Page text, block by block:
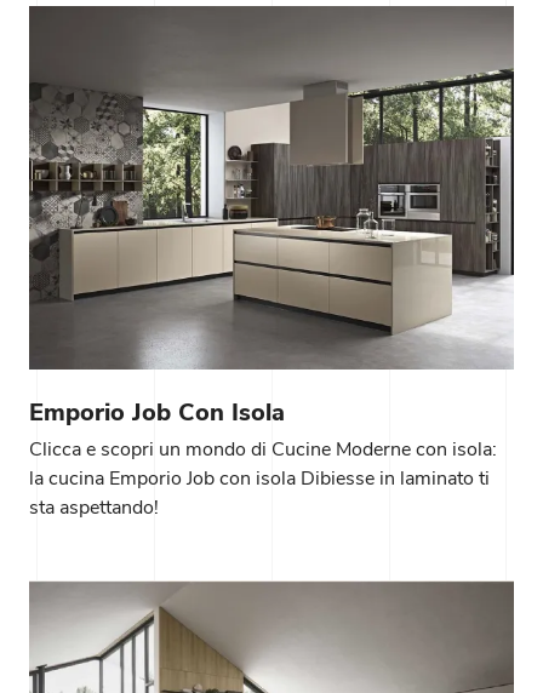
Emporio Job Con Isola
Clicca e scopri un mondo di Cucine Moderne con isola:
la cucina Emporio Job con isola Dibiesse in laminato ti
sta aspettando!